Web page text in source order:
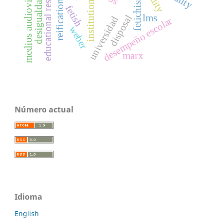
universidad
fetichismo
desempeño escolar
weberinstitutions
fetish disposal
reification
marx
educational results
medios audiovisuales lms
Número actual
Idioma
English